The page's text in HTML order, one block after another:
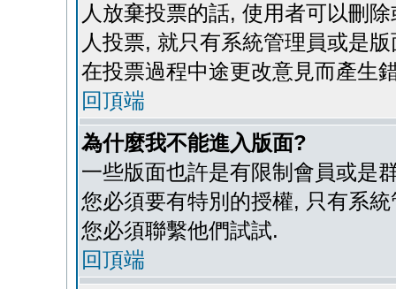
人放棄投票的話, 使用者可以刪
人投票, 就只有系統管理員或是
在投票過程中途更改意見而產生
回頂端
為什麼我不能進入版面?
一些版面也許是有限制會員或是
您必須要有特別的授權, 只有系
您必須聯繫他們試試.
回頂端